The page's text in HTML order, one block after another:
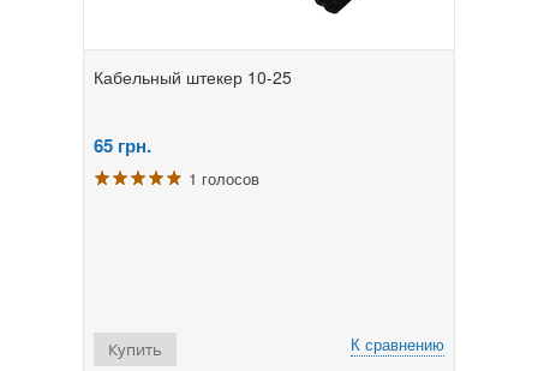
Кабельный штекер 10-25
65 грн.
1 голосов
К сравнению
Купить